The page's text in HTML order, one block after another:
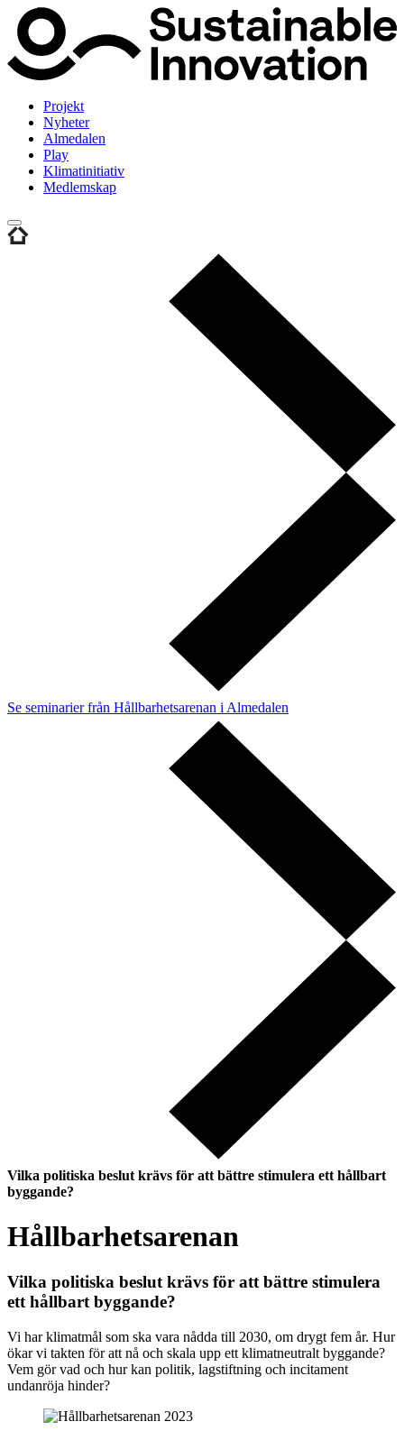
Projekt
Nyheter
Almedalen
Play
Klimatinitiativ
Medlemskap
Se seminarier från Hållbarhetsarenan i Almedalen
Vilka politiska beslut krävs för att bättre stimulera ett hållbart
byggande?
Hållbarhetsarenan
Vilka politiska beslut krävs för att bättre stimulera
ett hållbart byggande?
Vi har klimatmål som ska vara nådda till 2030, om drygt fem år. Hur
ökar vi takten för att nå och skala upp ett klimatneutralt byggande?
Vem gör vad och hur kan politik, lagstiftning och incitament
undanröja hinder?